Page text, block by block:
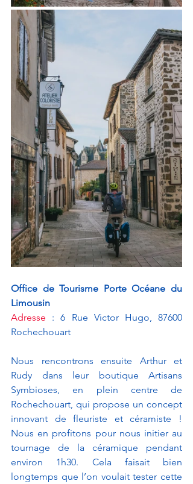
Office de Tourisme Porte Océane du
Limousin
Adresse : 6 Rue Victor Hugo, 87600
Rochechouart
Nous rencontrons ensuite Arthur et
Rudy dans leur boutique Artisans
Symbioses, en plein centre de
Rochechouart, qui propose un concept
innovant de fleuriste et céramiste !
Nous en profitons pour nous initier au
tournage de la céramique pendant
environ 1h30. Cela faisait bien
longtemps que l’on voulait tester cette